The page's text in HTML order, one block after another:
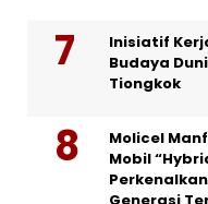
Inisiatif
Budaya
Tiongkok
Molicel
Mobil